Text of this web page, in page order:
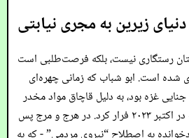
زیرین به مجری نیابتی
رستگاری نیست، بلکه فرصت‌طلبی است
شده است. ابو شباب که زمانی چهره‌ای
غزه بود، به دلیل قاچاق مواد مخدر
و اسلحه زندانی شد تا اینکه در اکتبر ۲۰۲۳ فرار کرد. در هرج و مرج پس